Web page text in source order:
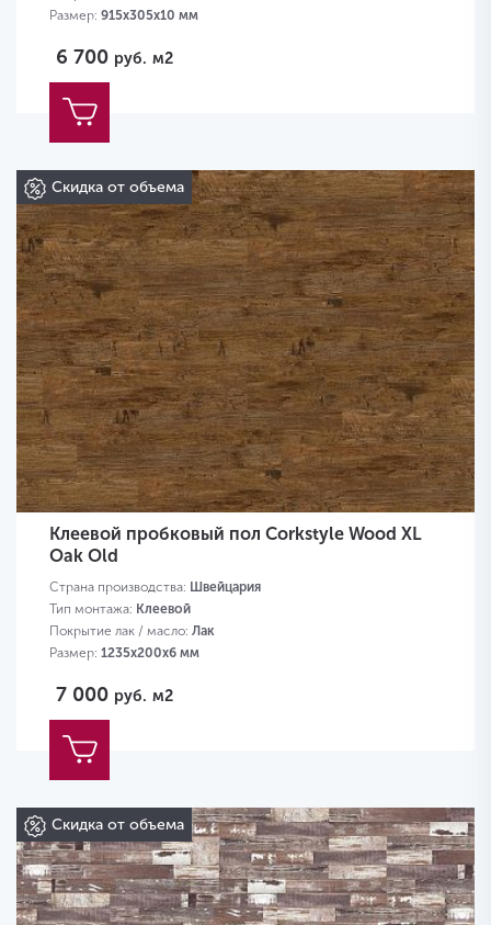
Размер: 915х305х10 мм
6 700 руб. м2
Скидка от объема
Клеевой пробковый пол Corkstyle Wood XL
Oak Old
Страна производства: Швейцария
Тип монтажа: Клеевой
Покрытие лак / масло: Лак
Размер: 1235х200х6 мм
7 000 руб. м2
Скидка от объема